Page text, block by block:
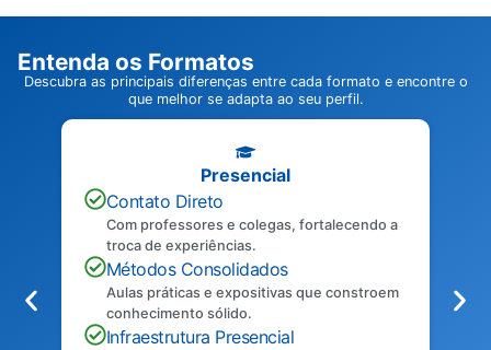
Entenda os Formatos
Descubra as principais diferenças entre cada formato e encontre o
que melhor se adapta ao seu perfil.
Presencial
Contato Direto
Com professores e colegas, fortalecendo a
troca de experiências.
Métodos Consolidados
Aulas práticas e expositivas que constroem
conhecimento sólido.
Infraestrutura Presencial